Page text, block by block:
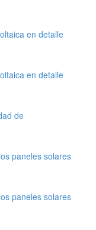
en detalle
en detalle
de
paneles solares
paneles solares